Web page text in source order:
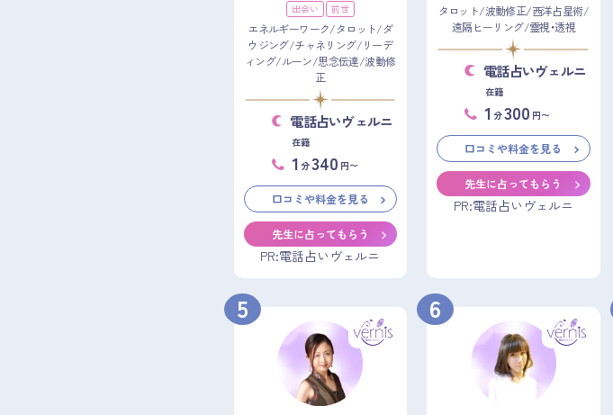
出会い
前世
エネルギーワーク/タロット/ダ
ウジング/チャネリング/リーデ
ィング/ルーン/思念伝達/波動修
正
電話占いヴェルニ
在籍
1 分340 円〜
口コミや料金を見る
先生に占ってもらう
PR:電話占いヴェルニ
タロット/波動修正/西洋占星術/
遠隔ヒーリング/霊視・透視
電話占いヴェルニ
在籍
1 分300 円〜
口コミや料金を見る
先生に占ってもらう
PR:電話占いヴェルニ
5 6